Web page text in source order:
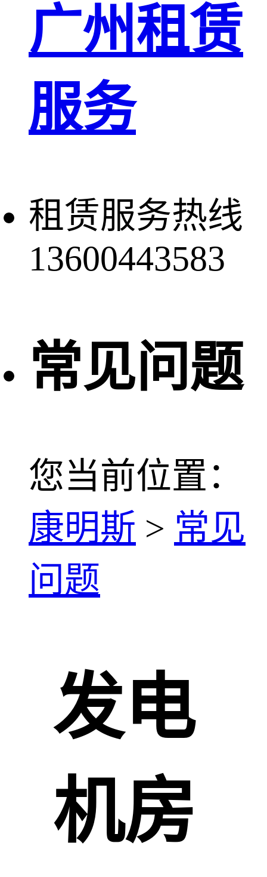
广州租赁
服务
租赁服务热线
13600443583
常见问题
您当前位置：
康明斯 > 常见
问题
发电
机房